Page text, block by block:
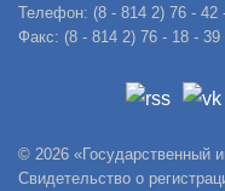
Телефон: (8 - 814 2) 76 - 42
Факс: (8 - 814 2) 76 - 18 - 39
© 2026 «Государственный
Свидетельство о